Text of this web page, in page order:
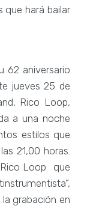
que hará bailar
62 aniversario
jueves 25 de
Rico Loop,
a una noche
estilos que
21,00 horas.
Rico Loop que
grabación en